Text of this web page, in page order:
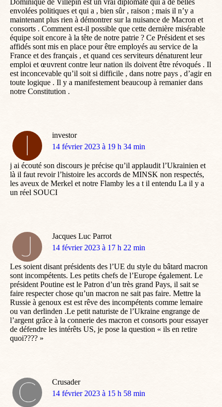
Dominique de Villepin est un vrai diplomate qui a de belles
envolées politiques et qui a , bien sûr , raison ; mais il n’y a
maintenant plus rien à démontrer sur la nuisance de Macron et
consorts . Comment est-il possible que cette dernière misérable
équipe soit encore à la tête de notre patrie ? Ce Président et ses
affidés sont mis en place pour être employés au service de la
France et des français , et quand ces serviteurs dénaturent leur
emploi et œuvrent contre leur nation ils doivent être révoqués . Il
est inconcevable qu’il soit si difficile , dans notre pays , d’agir en
toute logique . Il y a manifestement beaucoup à remanier dans
notre Constitution .
investor
dit
14 février 2023 à 19 h 34 min
j ai écouté son discours je précise qu’il applaudit l’Ukrainien et
là il faut revoir l’histoire les accords de MINSK non respectés,
les aveux de Merkel et notre Flamby les a t il entendu La il y a
un réel SOUCI
Jacques Luc Parrot
dit
14 février 2023 à 17 h 22 min
Les soient disant présidents des l’UE du style du bâtard macron
sont incompétents. Les petits chefs de l’Europe également. Le
président Poutine est le Patron d’un très grand Pays, il sait se
faire respecter chose qu’un macron ne sait pas faire. Mettre la
Russie à genoux est est rêve des incompétents comme lemaire
ou van derlinden .Le petit naturiste de l’Ukraine engrange de
l’argent grâce à la connerie des macron et consorts pour essayer
de défendre les intérêts US, je pose la question « ils en retire
quoi???? »
Crusader
dit
14 février 2023 à 15 h 58 min